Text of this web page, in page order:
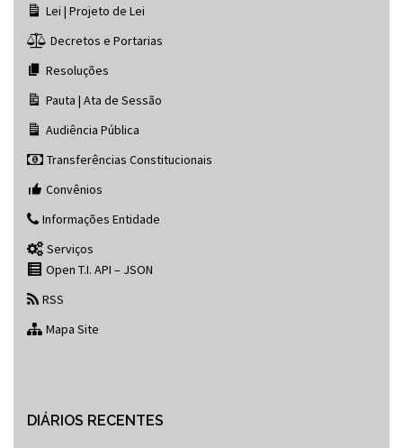
Lei | Projeto de Lei
Decretos e Portarias
Resoluções
Pauta | Ata de Sessão
Audiência Pública
Transferências Constitucionais
Convênios
Informações Entidade
Serviços
Open T.I. API – JSON
RSS
Mapa Site
DIÁRIOS RECENTES